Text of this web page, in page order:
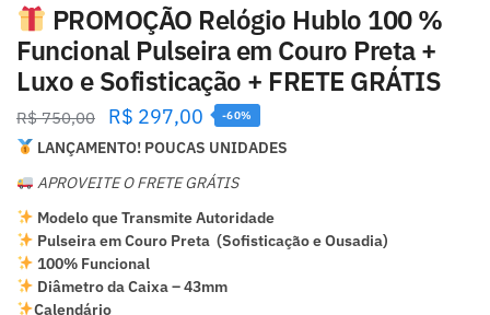
PROMOÇÃO Relógio Hublo 100 %
Funcional Pulseira em Couro Preta +
Luxo e Sofisticação + FRETE GRÁTIS
R$750,00 R$ 297,00 -60%
LANÇAMENTO! POUCAS UNIDADES
APROVEITE O FRETE GRÁTIS
Modelo que Transmite Autoridade
Pulseira em Couro Preta (Sofisticação e Ousadia)
100% Funcional
Diâmetro da Caixa – 43mm
Calendário